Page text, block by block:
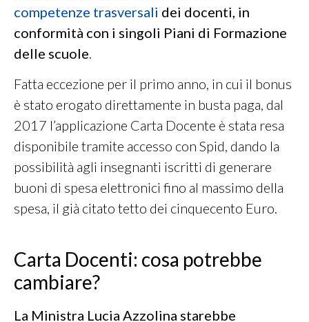
competenze trasversali dei docenti, in
conformità con i singoli Piani di Formazione
delle scuole.
Fatta eccezione per il primo anno, in cui il bonus
è stato erogato direttamente in busta paga, dal
2017 l’applicazione Carta Docente è stata resa
disponibile tramite accesso con Spid, dando la
possibilità agli insegnanti iscritti di generare
buoni di spesa elettronici fino al massimo della
spesa, il già citato tetto dei cinquecento Euro.
Carta Docenti: cosa potrebbe
cambiare?
La Ministra Lucia Azzolina starebbe